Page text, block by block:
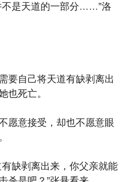
是天道的一部分……”洛
自己将天道有缺剥离出
也死亡。
意接受，却也不愿意眼
缺剥离出来，你父亲就能